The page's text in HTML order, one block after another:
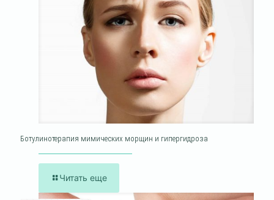
Ботулинотерапия мимических морщин и гипергидроза
Читать еще